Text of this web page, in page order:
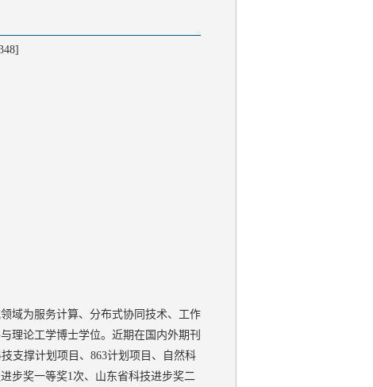
]
域为服务计算、分布式协同技术、工作
理论工学博士学位。近期在国内外期刊
支撑计划项目、863计划项目、自然科
步奖一等奖1次、山东省科技进步奖二